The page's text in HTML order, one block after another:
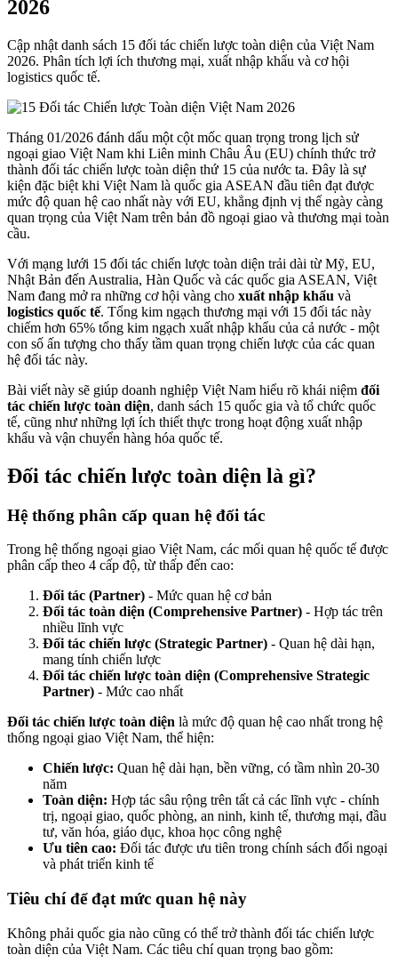
2026
Cập nhật danh sách 15 đối tác chiến lược toàn diện của Việt Nam
2026. Phân tích lợi ích thương mại, xuất nhập khẩu và cơ hội
logistics quốc tế.
Tháng 01/2026 đánh dấu một cột mốc quan trọng trong lịch sử
ngoại giao Việt Nam khi Liên minh Châu Âu (EU) chính thức trở
thành đối tác chiến lược toàn diện thứ 15 của nước ta. Đây là sự
kiện đặc biệt khi Việt Nam là quốc gia ASEAN đầu tiên đạt được
mức độ quan hệ cao nhất này với EU, khẳng định vị thế ngày càng
quan trọng của Việt Nam trên bản đồ ngoại giao và thương mại toàn
cầu.
Với mạng lưới 15 đối tác chiến lược toàn diện trải dài từ Mỹ, EU,
Nhật Bản đến Australia, Hàn Quốc và các quốc gia ASEAN, Việt
Nam đang mở ra những cơ hội vàng cho xuất nhập khẩu và
logistics quốc tế. Tổng kim ngạch thương mại với 15 đối tác này
chiếm hơn 65% tổng kim ngạch xuất nhập khẩu của cả nước - một
con số ấn tượng cho thấy tầm quan trọng chiến lược của các quan
hệ đối tác này.
Bài viết này sẽ giúp doanh nghiệp Việt Nam hiểu rõ khái niệm đối
tác chiến lược toàn diện, danh sách 15 quốc gia và tổ chức quốc
tế, cũng như những lợi ích thiết thực trong hoạt động xuất nhập
khẩu và vận chuyển hàng hóa quốc tế.
Đối tác chiến lược toàn diện là gì?
Hệ thống phân cấp quan hệ đối tác
Trong hệ thống ngoại giao Việt Nam, các mối quan hệ quốc tế được
phân cấp theo 4 cấp độ, từ thấp đến cao:
Đối tác (Partner) - Mức quan hệ cơ bản
Đối tác toàn diện (Comprehensive Partner) - Hợp tác trên
nhiều lĩnh vực
Đối tác chiến lược (Strategic Partner) - Quan hệ dài hạn,
mang tính chiến lược
Đối tác chiến lược toàn diện (Comprehensive Strategic
Partner) - Mức cao nhất
Đối tác chiến lược toàn diện là mức độ quan hệ cao nhất trong hệ
thống ngoại giao Việt Nam, thể hiện:
Chiến lược: Quan hệ dài hạn, bền vững, có tầm nhìn 20-30
năm
Toàn diện: Hợp tác sâu rộng trên tất cả các lĩnh vực - chính
trị, ngoại giao, quốc phòng, an ninh, kinh tế, thương mại, đầu
tư, văn hóa, giáo dục, khoa học công nghệ
Ưu tiên cao: Đối tác được ưu tiên trong chính sách đối ngoại
và phát triển kinh tế
Tiêu chí để đạt mức quan hệ này
Không phải quốc gia nào cũng có thể trở thành đối tác chiến lược
toàn diện của Việt Nam. Các tiêu chí quan trọng bao gồm: